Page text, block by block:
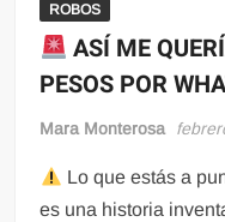
ROBOS
ASÍ ME
PESOS POR
Mara Monterosa
Lo que estás a
es una historia